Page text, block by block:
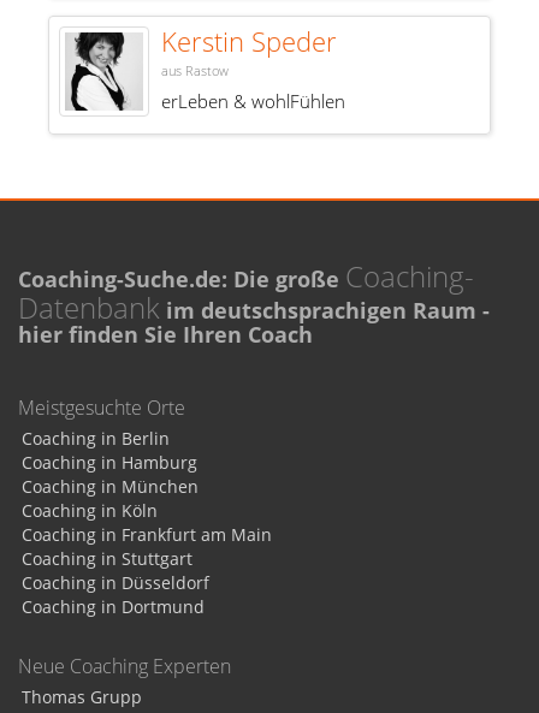
Kerstin Speder
aus Rastow
erLeben & wohlFühlen
Coaching-Suche.de: Die große Coaching-
Datenbank im deutschsprachigen Raum -
hier finden Sie Ihren Coach
Meistgesuchte Orte
Coaching in Berlin
Coaching in Hamburg
Coaching in München
Coaching in Köln
Coaching in Frankfurt am Main
Coaching in Stuttgart
Coaching in Düsseldorf
Coaching in Dortmund
Neue Coaching Experten
Thomas Grupp